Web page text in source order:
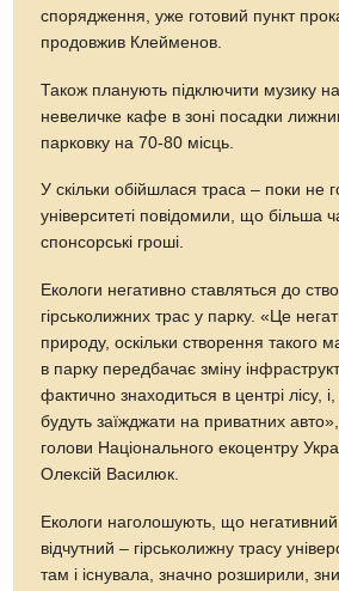
спорядження, уже готовий пункт
продовжив Клейменов.
Також планують підключити музику на
невеличке кафе в зоні посадки
парковку на 70-80 місць.
У скільки обійшлася траса – поки не
університеті повідомили, що більша
спонсорські гроші.
Екологи негативно ставляться до
гірськолижних трас у парку. «Це
природу, оскільки створення такого
в парку передбачає зміну
фактично знаходиться в центрі лісу,
будуть заїжджати на приватних
голови Національного екоцентру
Олексій Василюк.
Екологи наголошують, що
відчутний – гірськолижну трасу
там і існувала, значно розширили,